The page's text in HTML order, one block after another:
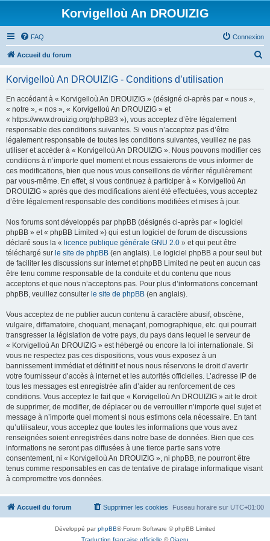
Korvigelloù An DROUIZIG
FAQ Connexion
Accueil du forum
Korvigelloù An DROUIZIG - Conditions d’utilisation
En accédant à « Korvigelloù An DROUIZIG » (désigné ci-après par « nous »,
« notre », « nos », « Korvigelloù An DROUIZIG » et
« https://www.drouizig.org/phpBB3 »), vous acceptez d’être légalement
responsable des conditions suivantes. Si vous n’acceptez pas d’être
légalement responsable de toutes les conditions suivantes, veuillez ne pas
utiliser et accéder à « Korvigelloù An DROUIZIG ». Nous pouvons modifier ces
conditions à n’importe quel moment et nous essaierons de vous informer de
ces modifications, bien que nous vous conseillons de vérifier régulièrement
par vous-même. En effet, si vous continuez à participer à « Korvigelloù An
DROUIZIG » après que des modifications aient été effectuées, vous acceptez
d’être légalement responsable des conditions modifiées et mises à jour.
Nos forums sont développés par phpBB (désignés ci-après par « logiciel
phpBB » et « phpBB Limited ») qui est un logiciel de forum de discussions
déclaré sous la « licence publique générale GNU 2.0 » et qui peut être
téléchargé sur le site de phpBB (en anglais). Le logiciel phpBB a pour seul but
de faciliter les discussions sur internet et phpBB Limited ne peut en aucun cas
être tenu comme responsable de la conduite et du contenu que nous
acceptons et que nous n’acceptons pas. Pour plus d’informations concernant
phpBB, veuillez consulter le site de phpBB (en anglais).
Vous acceptez de ne publier aucun contenu à caractère abusif, obscène,
vulgaire, diffamatoire, choquant, menaçant, pornographique, etc. qui pourrait
transgresser la législation de votre pays, du pays dans lequel le serveur de
« Korvigelloù An DROUIZIG » est hébergé ou encore la loi internationale. Si
vous ne respectez pas ces dispositions, vous vous exposez à un
bannissement immédiat et définitif et nous nous réservons le droit d’avertir
votre fournisseur d’accès à internet et les autorités officielles. L’adresse IP de
tous les messages est enregistrée afin d’aider au renforcement de ces
conditions. Vous acceptez le fait que « Korvigelloù An DROUIZIG » ait le droit
de supprimer, de modifier, de déplacer ou de verrouiller n’importe quel sujet et
message à n’importe quel moment si nous estimons cela nécessaire. En tant
qu’utilisateur, vous acceptez que toutes les informations que vous avez
renseignées soient enregistrées dans notre base de données. Bien que ces
informations ne seront pas diffusées à une tierce partie sans votre
consentement, ni « Korvigelloù An DROUIZIG », ni phpBB, ne pourront être
tenus comme responsables en cas de tentative de piratage informatique visant
à compromettre vos données.
Accueil du forum Fuseau horaire sur UTC+01:00
Supprimer les cookies
Développé parphpBB® Forum Software © phpBB Limited
Traduction française officielle ©Qiaeru